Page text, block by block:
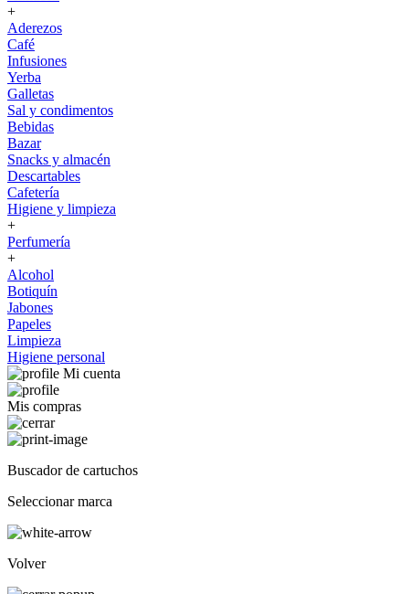
+
Aderezos
Café
Infusiones
Yerba
Galletas
Sal y condimentos
Bebidas
Bazar
Snacks y almacén
Descartables
Cafetería
Higiene y limpieza
+
Perfumería
+
Alcohol
Botiquín
Jabones
Papeles
Limpieza
Higiene personal
Mi cuenta
Mis compras
Buscador de cartuchos
Seleccionar marca
Volver